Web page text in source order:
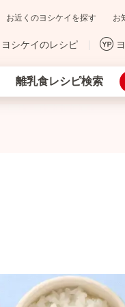
お近くのヨシケイを探す お
ヨシケイのレシピ
離乳食レシピ検索